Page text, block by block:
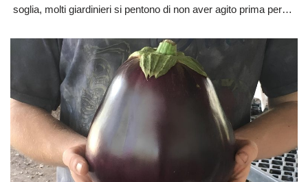
soglia, molti giardinieri si pentono di non aver agito prima per…